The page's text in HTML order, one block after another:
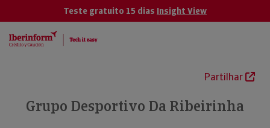
Teste gratuito 15 dias Insight View
Partilhar
Grupo Desportivo Da Ribeirinha